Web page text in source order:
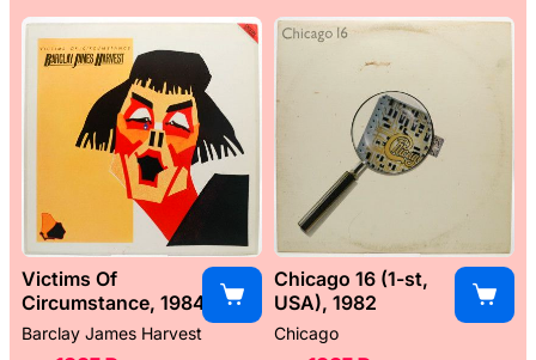
Victims Of
Circumstance, 1984
Barclay James Harvest
Chicago 16 (1-st,
USA), 1982
Chicago